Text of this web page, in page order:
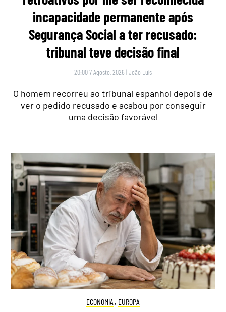
incapacidade permanente após
Segurança Social a ter recusado:
tribunal teve decisão final
20:00 7 Agosto, 2026 |João Luís
O homem recorreu ao tribunal espanhol depois de
ver o pedido recusado e acabou por conseguir
uma decisão favorável
ECONOMIA , EUROPA